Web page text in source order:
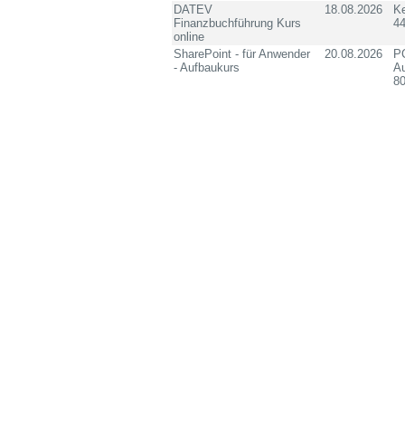
DATEV
Finanzbuchführung Kurs
online
18.08.2026
SharePoint - für Anwender
- Aufbaukurs
20.08.2026